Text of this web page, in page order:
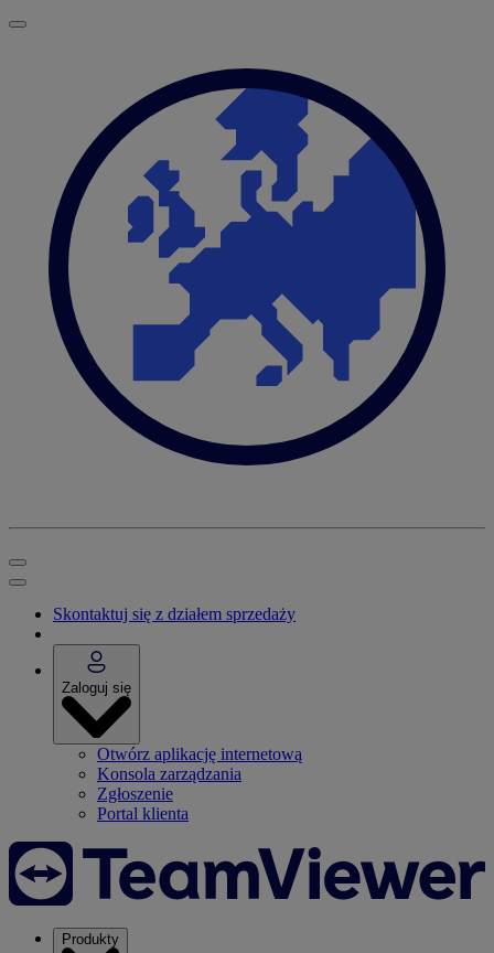
Skontaktuj się z działem sprzedaży
Zaloguj się
Otwórz aplikację internetową
Konsola zarządzania
Zgłoszenie
Portal klienta
Produkty